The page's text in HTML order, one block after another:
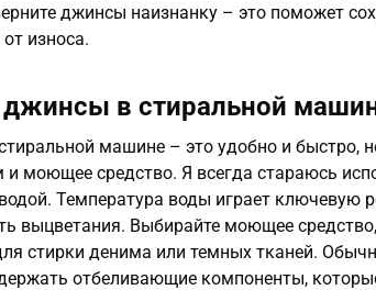
джинсы наизнанку – это поможет
износа.
джинсы в стиральной
машине – это удобно и быстро,
моющее средство. Я всегда стараюсь
Температура воды играет ключевую
выцветания. Выбирайте моющее
стирки денима или темных тканей.
отбеливающие компоненты,